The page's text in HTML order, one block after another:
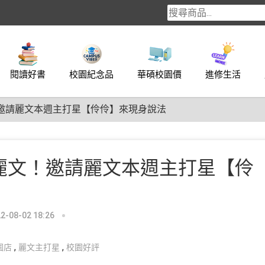
閱讀好書 校園紀念品 華碩校園價 進修生活
請麗文本週主打星【伶伶】來現身說法
！邀請麗文本週主打星【伶
08-02 18:26
店 , 麗文主打星 , 校園好評